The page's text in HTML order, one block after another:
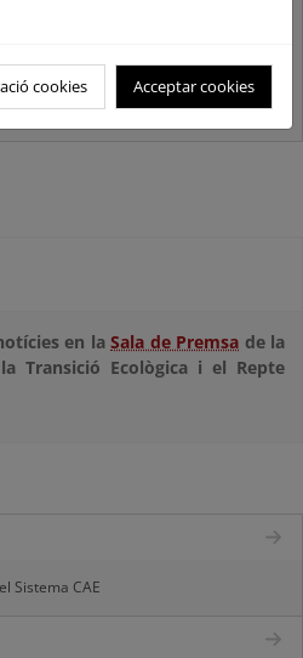
en laSala de Premsa de la
Transició Ecològica i el Repte
Sistema CAE
cookies Acceptar cookies